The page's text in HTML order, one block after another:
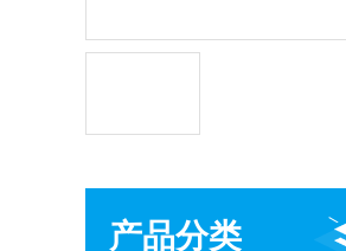
产品分类